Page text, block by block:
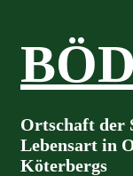
Ortschaft der
Lebensart in
Köterbergs